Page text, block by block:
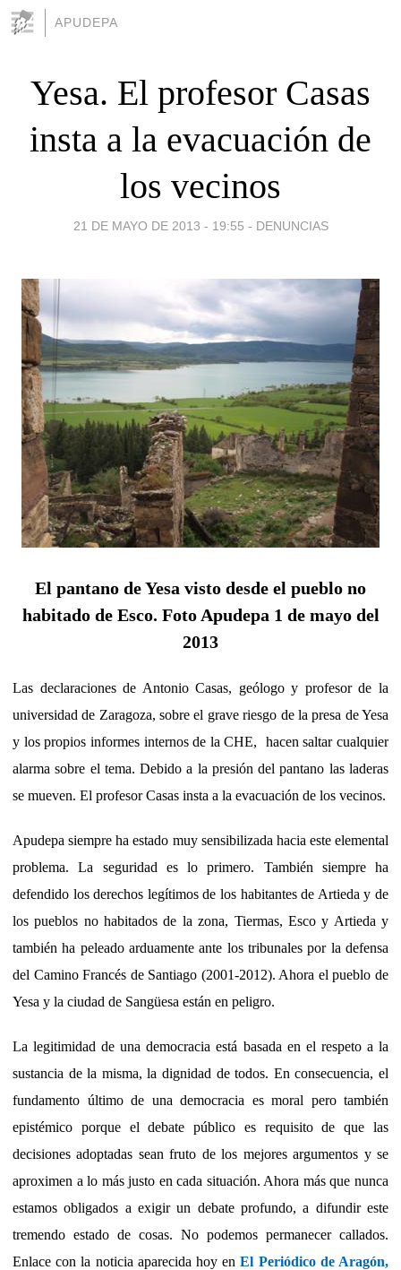
APUDEPA
Yesa. El profesor Casas
insta a la evacuación de
los vecinos
21 DE MAYO DE 2013 - 19:55 - DENUNCIAS
El pantano de Yesa visto desde el pueblo no
habitado de Esco. Foto Apudepa 1 de mayo del
2013
Las declaraciones de Antonio Casas, geólogo y profesor de la
universidad de Zaragoza, sobre el grave riesgo de la presa de Yesa
y los propios informes internos de la CHE, hacen saltar cualquier
alarma sobre el tema. Debido a la presión del pantano las laderas
se mueven. El profesor Casas insta a la evacuación de los vecinos.
Apudepa siempre ha estado muy sensibilizada hacia este elemental
problema. La seguridad es lo primero. También siempre ha
defendido los derechos legítimos de los habitantes de Artieda y de
los pueblos no habitados de la zona, Tiermas, Esco y Artieda y
también ha peleado arduamente ante los tribunales por la defensa
del Camino Francés de Santiago (2001-2012). Ahora el pueblo de
Yesa y la ciudad de Sangüesa están en peligro.
La legitimidad de una democracia está basada en el respeto a la
sustancia de la misma, la dignidad de todos. En consecuencia, el
fundamento último de una democracia es moral pero también
epistémico porque el debate público es requisito de que las
decisiones adoptadas sean fruto de los mejores argumentos y se
aproximen a lo más justo en cada situación. Ahora más que nunca
estamos obligados a exigir un debate profundo, a difundir este
tremendo estado de cosas. No podemos permanecer callados.
Enlace con la noticia aparecida hoy enEl Periódico de Aragón,